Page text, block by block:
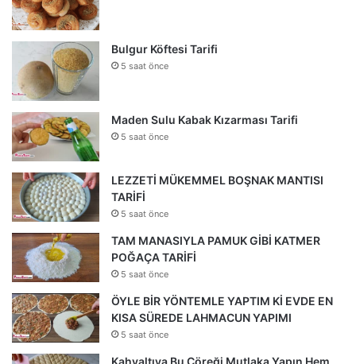
Bulgur Köftesi Tarifi
5 saat önce
Maden Sulu Kabak Kızarması Tarifi
5 saat önce
LEZZETİ MÜKEMMEL BOŞNAK MANTISI
TARİFİ
5 saat önce
TAM MANASIYLA PAMUK GİBİ KATMER
POĞAÇA TARİFİ
5 saat önce
ÖYLE BİR YÖNTEMLE YAPTIM Kİ EVDE EN
KISA SÜREDE LAHMACUN YAPIMI
5 saat önce
Kahvaltıya Bu Çöreği Mutlaka Yapın Hem